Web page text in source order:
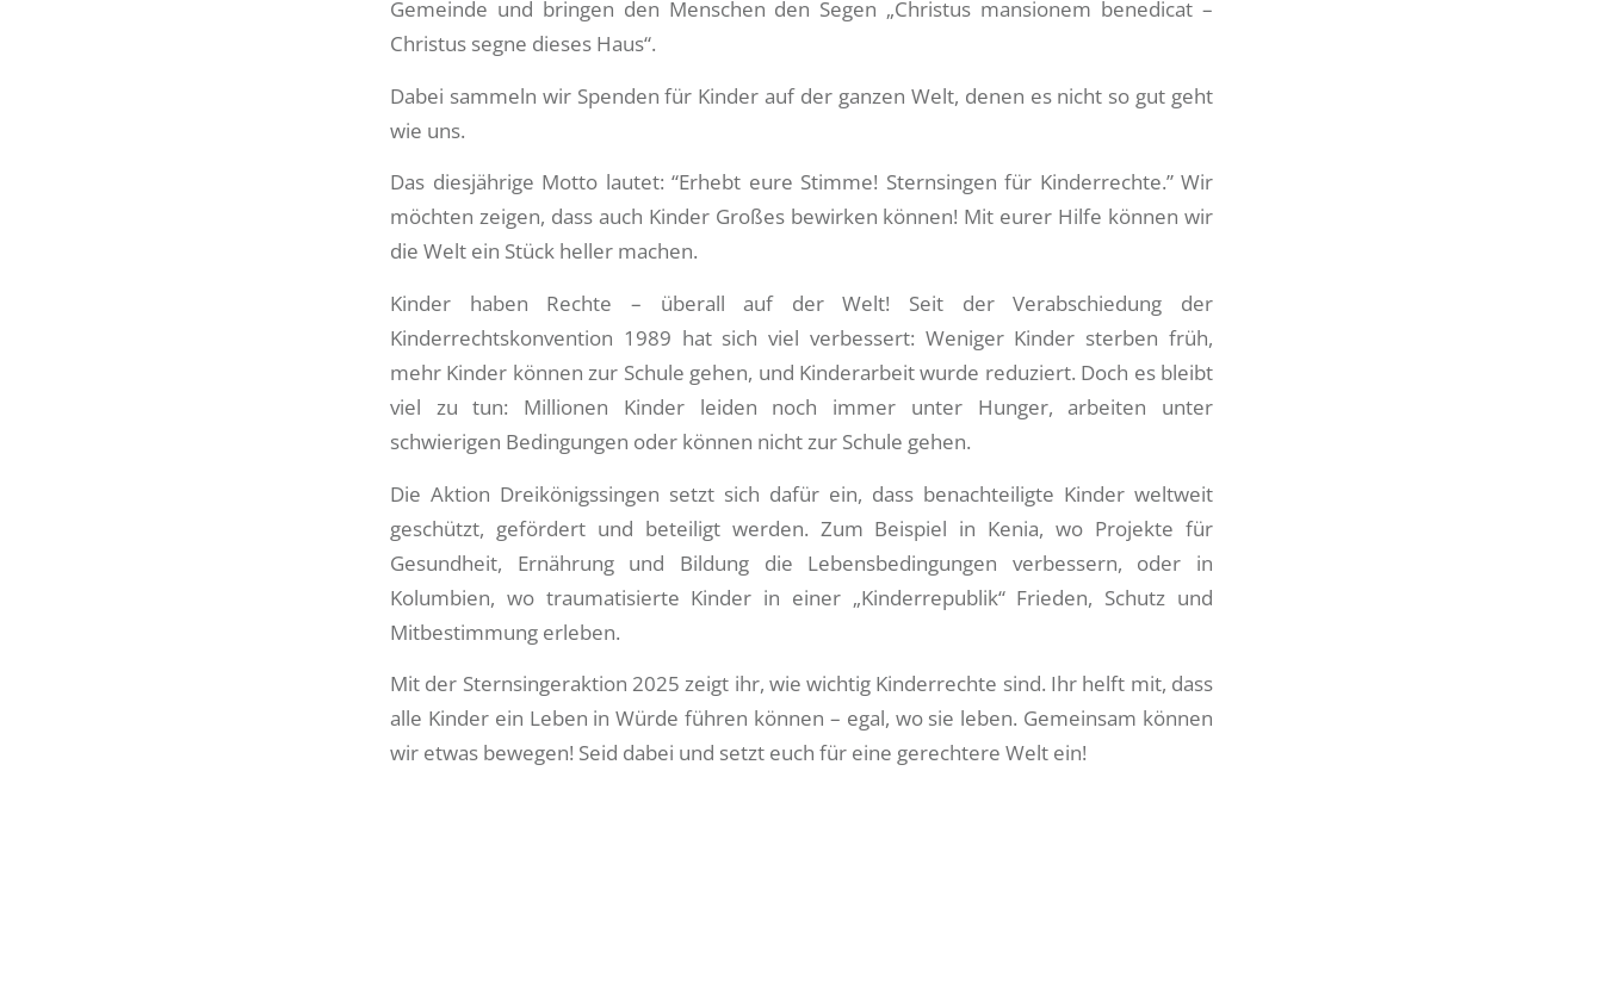
Gemeinde und bringen den Menschen den Segen „Christus mansionem benedicat –
Christus segne dieses Haus“.
Dabei sammeln wir Spenden für Kinder auf der ganzen Welt, denen es nicht so gut geht
wie uns.
Das diesjährige Motto lautet: “Erhebt eure Stimme! Sternsingen für Kinderrechte.” Wir
möchten zeigen, dass auch Kinder Großes bewirken können! Mit eurer Hilfe können wir
die Welt ein Stück heller machen.
Kinder haben Rechte – überall auf der Welt! Seit der Verabschiedung der
Kinderrechtskonvention 1989 hat sich viel verbessert: Weniger Kinder sterben früh,
mehr Kinder können zur Schule gehen, und Kinderarbeit wurde reduziert. Doch es bleibt
viel zu tun: Millionen Kinder leiden noch immer unter Hunger, arbeiten unter
schwierigen Bedingungen oder können nicht zur Schule gehen.
Die Aktion Dreikönigssingen setzt sich dafür ein, dass benachteiligte Kinder weltweit
geschützt, gefördert und beteiligt werden. Zum Beispiel in Kenia, wo Projekte für
Gesundheit, Ernährung und Bildung die Lebensbedingungen verbessern, oder in
Kolumbien, wo traumatisierte Kinder in einer „Kinderrepublik“ Frieden, Schutz und
Mitbestimmung erleben.
Mit der Sternsingeraktion 2025 zeigt ihr, wie wichtig Kinderrechte sind. Ihr helft mit, dass
alle Kinder ein Leben in Würde führen können – egal, wo sie leben. Gemeinsam können
wir etwas bewegen! Seid dabei und setzt euch für eine gerechtere Welt ein!